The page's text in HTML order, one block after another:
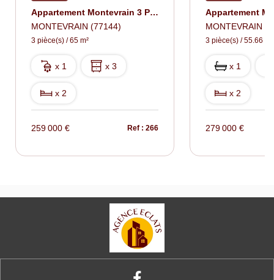
Appartement Montevrain 3 Pièce(s) 65 M2
MONTEVRAIN (77144)
3 pièce(s) / 65 m²
x 1 x 3
x 2
259 000 € Ref : 266
MONTEVRAIN
3 pièce(s) / 55.66 m²
x 1
x 2
279 000 €